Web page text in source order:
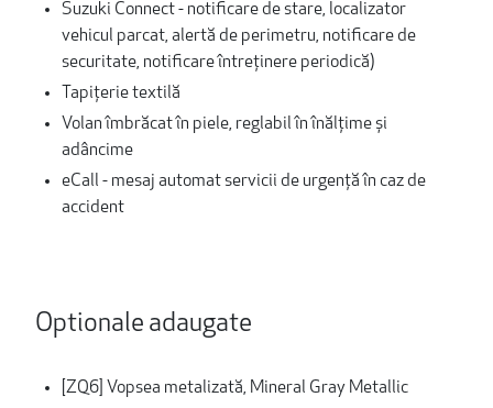
Suzuki Connect - notificare de stare, localizator
vehicul parcat, alertă de perimetru, notificare de
securitate, notificare întreținere periodică)
Tapițerie textilă
Volan îmbrăcat în piele, reglabil în înălțime și
adâncime
eCall - mesaj automat servicii de urgență în caz de
accident
Optionale adaugate
[ZQ6] Vopsea metalizată, Mineral Gray Metallic